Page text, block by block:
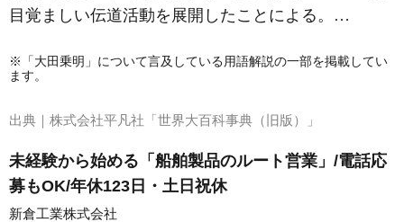
目覚ましい伝道活動を展開したことによる。…
※「大田乗明」について言及している用語解説の一部を掲載してい
ます。
出典｜ 株式会社平凡社「世界大百科事典（旧版）」
未経験から始める「船舶製品のルート営業」/電話応
募もOK/年休123日・土日祝休
新倉工業株式会社